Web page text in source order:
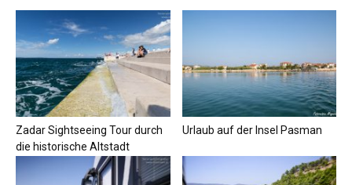
Zadar Sightseeing Tour durch
die historische Altstadt
Urlaub auf der Insel Pasman